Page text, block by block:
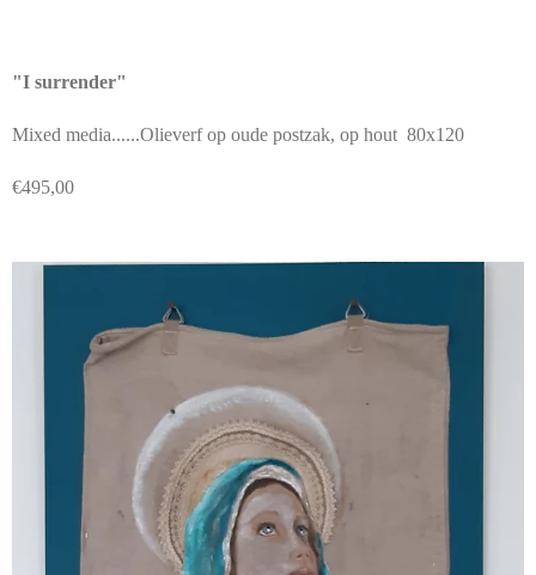
"I surrender"
Mixed media......Olieverf op oude postzak, op hout 80x120
€495,00